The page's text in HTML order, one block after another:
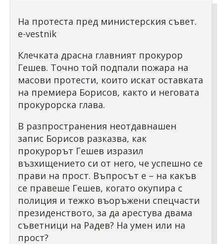
На протеста пред министерския съвет.
e-vestnik
Клечката драсна главният прокурор
Гешев. Точно той подпали пожара на
масови протести, които искат оставката
на премиера Борисов, както и неговата
прокурорска глава.
В разпространения неотдавнашен
запис Борисов разказва, как
прокурорът Гешев изразил
възхищението си от него, че успешно се
прави на прост. Въпросът е – на какъв
се правеше Гешев, когато окупира с
полиция и тежко въоръжени спецчасти
президенството, за да арестува двама
съветници на Радев? На умен или на
прост?